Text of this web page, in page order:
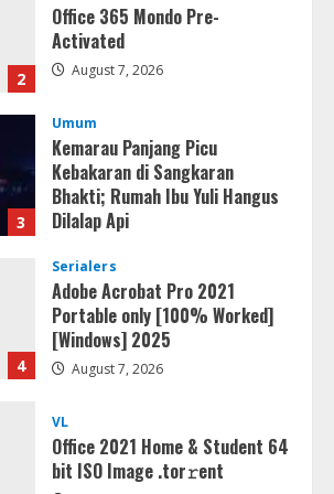
2
Office 365 Mondo Pre-
Activated
August 7, 2026
3
Umum
Kemarau Panjang Picu
Kebakaran di Sangkaran
Bhakti; Rumah Ibu Yuli Hangus
Dilalap Api
4
Serialers
Adobe Acrobat Pro 2021
Portable only [100% Worked]
[Windows] 2025
August 7, 2026
VL
Office 2021 Home & Student 64
bit ISO Image .tоr𝚛еnt